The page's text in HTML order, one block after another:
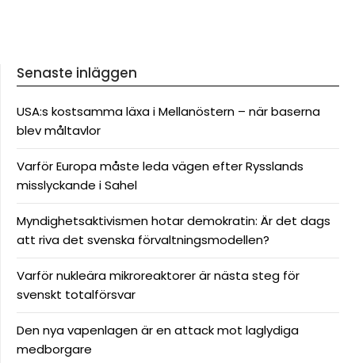
Senaste inläggen
USA:s kostsamma läxa i Mellanöstern – när baserna
blev måltavlor
Varför Europa måste leda vägen efter Rysslands
misslyckande i Sahel
Myndighetsaktivismen hotar demokratin: Är det dags
att riva det svenska förvaltningsmodellen?
Varför nukleära mikroreaktorer är nästa steg för
svenskt totalförsvar
Den nya vapenlagen är en attack mot laglydiga
medborgare